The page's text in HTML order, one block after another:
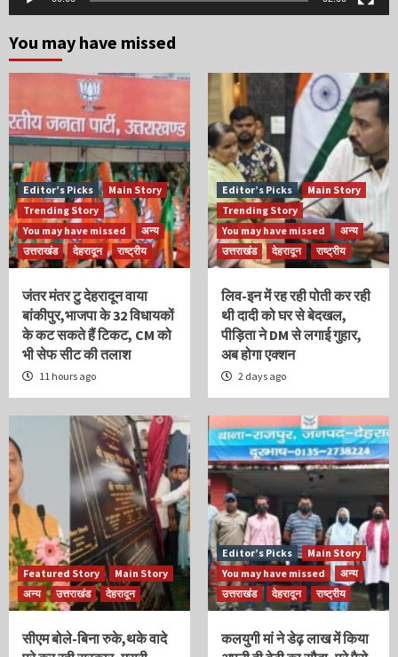
You may have missed
Editor’s Picks
Main Story
Trending Story
You may have missed
अन्य
उत्तराखंड
देहरादून राष्ट्रीय
जंतर मंतर टु देहरादून वाया
बांकीपुर,भाजपा के 32 विधायकों
के कट सकते हैं टिकट, CM को
भी सेफ सीट की तलाश
11 hours ago
Editor’s Picks
Main Story
Trending Story
You may have missed
अन्य
उत्तराखंड
देहरादून राष्ट्रीय
लिव-इन में रह रही पोती कर रही
थी दादी को घर से बेदखल,
पीड़िता ने DM से लगाई गुहार,
अब होगा एक्शन
2 days ago
Featured Story
Main Story
अन्य
उत्तराखंड देहरादून
सीएम बोले-बिना रुके,थके वादे
Editor’s Picks
Main Story
You may have missed
अन्य
उत्तराखंड
देहरादून राष्ट्रीय
कलयुगी मां ने डेढ़ लाख में किया